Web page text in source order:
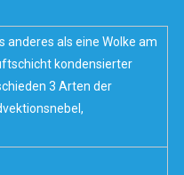
anderes als eine Wolke am
kondensierter
3 Arten der